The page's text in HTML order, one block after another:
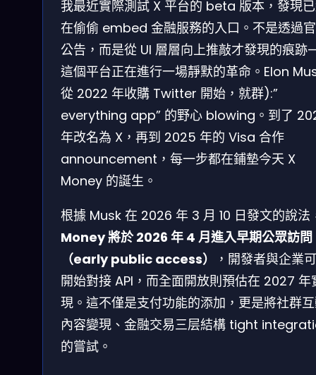
我最近實際測試 X 平台的 beta 版本，發現
在偷偷 embed 金融服務的入口。不是透過
公告，而是從 UI 層層向上推敲才發現的痕
這個平台正在進行一場靜默的革命。Elon
從 2022 年收購 Twitter 開始，就群):”
everything app” 的野心 blowing。到了
年改名為 X，再到 2025 年的 Visa 合作
announcement，每一步都在鋪墊今天 X
Money 的誕生。
根據 Musk 在 2026 年 3 月 10 日發文的說法
Money 將於 2026 年 4 月進入早期公眾訪問
（early public access）
，開發者與企業
開始對接 API，而全面開放則預估在 2027 年
現。這不僅是支付功能的添加，更是將社群
內容變現、金融交易三层結構 tight
的嘗試。